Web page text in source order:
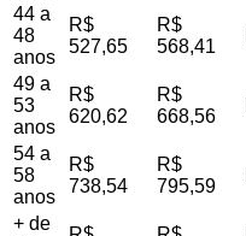
44 a
48
anos
R$
527,65
R$
568,41
49 a
53
anos
R$
620,62
R$
668,56
54 a
58
anos
R$
738,54
R$
795,59
+ de